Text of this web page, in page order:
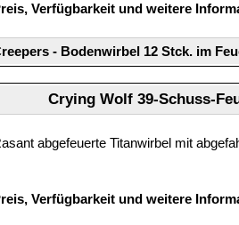
Verfügbarkeit und weitere
- Bodenwirbel 12 Stck. im
Crying Wolf 39-Schuss-
abgefeuerte Titanwirbel mit
Verfügbarkeit und weitere